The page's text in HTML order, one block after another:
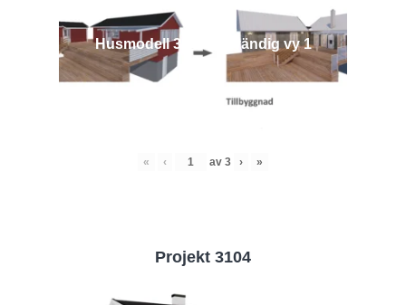
Husmodell 3442 - Utvändig vy 1
« ‹ av 3 › »
Projekt 3104